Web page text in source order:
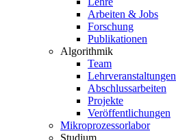
Arbeiten & Jobs
Forschung
Publikationen
Algorithmik
Team
Lehrveranstaltungen
Abschlussarbeiten
Projekte
Veröffentlichungen
Mikroprozessorlabor
Studium